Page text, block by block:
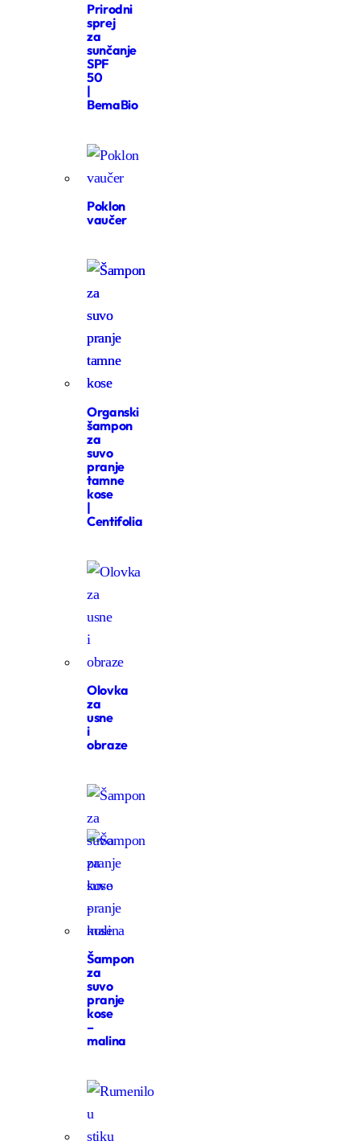
Prirodni
sprej
za
sunčanje
SPF
50
|
BemaBio
Poklon
vaučer
Organski
šampon
za
suvo
pranje
tamne
kose
|
Centifolia
Olovka
za
usne
i
obraze
Šampon
za
suvo
pranje
kose
–
malina